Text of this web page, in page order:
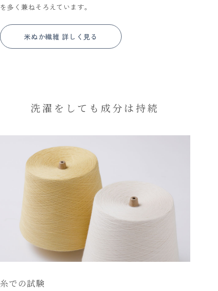
を多く兼ねそろえています。
米ぬか繊維 詳しく見る
洗濯をしても成分は持続
糸での試験